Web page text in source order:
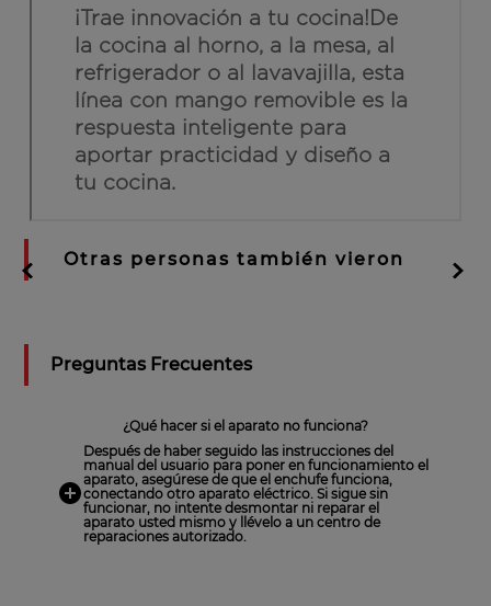
Otras personas también vieron
Preguntas Frecuentes
¿Qué hacer si el aparato no funciona?
Después de haber seguido las instrucciones del
manual del usuario para poner en funcionamiento el
aparato, asegúrese de que el enchufe funciona,
conectando otro aparato eléctrico. Si sigue sin
funcionar, no intente desmontar ni reparar el
aparato usted mismo y llévelo a un centro de
reparaciones autorizado.